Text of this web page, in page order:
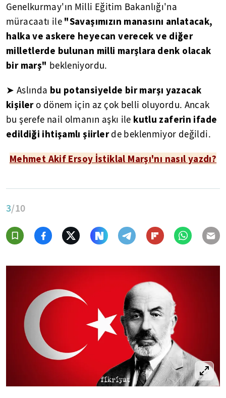
Genelkurmay'ın Milli Eğitim Bakanlığı'na
müracaatı ile "Savaşımızın manasını anlatacak,
halka ve askere heyecan verecek ve diğer
milletlerde bulunan milli marşlara denk olacak
bir marş" bekleniyordu.
➤ Aslında bu potansiyelde bir marşı yazacak
kişiler o dönem için az çok belli oluyordu. Ancak
bu şerefe nail olmanın aşkı ile kutlu zaferin ifade
edildiği ihtişamlı şiirlerde beklenmiyor değildi.
Mehmet Akif Ersoy İstiklal Marşı'nı nasıl yazdı?
3/10